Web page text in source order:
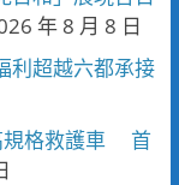
年 8 月 8 日
超越六都承接
規格救護車 首